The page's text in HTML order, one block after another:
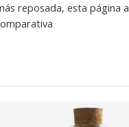
reposada, esta página